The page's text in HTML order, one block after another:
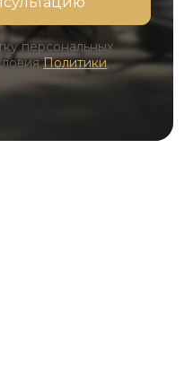
персональных
Политики